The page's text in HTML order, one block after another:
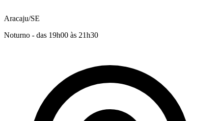
Aracaju/SE
Noturno - das 19h00 às 21h30